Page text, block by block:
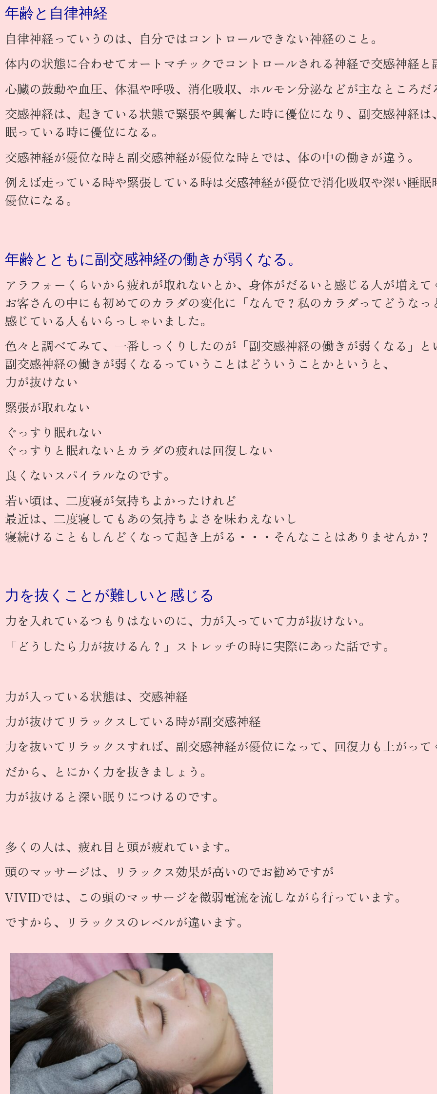
年齢と自律神経
自律神経っていうのは、自分ではコントロールできない神経のこと。
体内の状態に合わせてオートマチックでコントロールされる神経で交感神経と
心臓の鼓動や血圧、体温や呼吸、消化吸収、ホルモン分泌などが主なところだ
交感神経は、起きている状態で緊張や興奮した時に優位になり、副交感神経は
眠っている時に優位になる。
交感神経が優位な時と副交感神経が優位な時とでは、体の中の働きが違う。
例えば走っている時や緊張している時は交感神経が優位で消化吸収や深い睡眠
優位になる。
年齢とともに副交感神経の働きが弱くなる。
アラフォーくらいから疲れが取れないとか、身体がだるいと感じる人が増えて
お客さんの中にも初めてのカラダの変化に「なんで？私のカラダってどうなっ
感じている人もいらっしゃいました。
色々と調べてみて、一番しっくりしたのが「副交感神経の働きが弱くなる」と
副交感神経の働きが弱くなるっていうことはどういうことかというと、
力が抜けない
緊張が取れない
ぐっすり眠れない
ぐっすりと眠れないとカラダの疲れは回復しない
良くないスパイラルなのです。
若い頃は、二度寝が気持ちよかったけれど
最近は、二度寝してもあの気持ちよさを味わえないし
寝続けることもしんどくなって起き上がる・・・そんなことはありませんか？
力を抜くことが難しいと感じる
力を入れているつもりはないのに、力が入っていて力が抜けない。
「どうしたら力が抜けるん？」ストレッチの時に実際にあった話です。
力が入っている状態は、交感神経
力が抜けてリラックスしている時が副交感神経
力を抜いてリラックスすれば、副交感神経が優位になって、回復力も上がって
だから、とにかく力を抜きましょう。
力が抜けると深い眠りにつけるのです。
多くの人は、疲れ目と頭が疲れています。
頭のマッサージは、リラックス効果が高いのでお勧めですが
VIVIDでは、この頭のマッサージを微弱電流を流しながら行っています。
ですから、リラックスのレベルが違います。